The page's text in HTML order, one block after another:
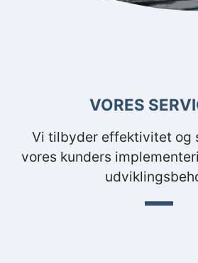
VORES
Vi tilbyder effektivitet og
vores kunders